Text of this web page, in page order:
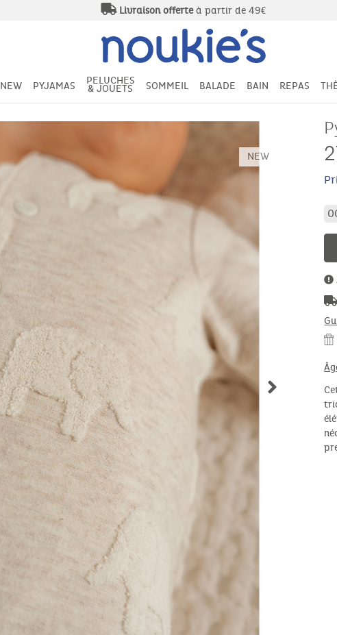
Livraison offerteà partir de 49€
NEW PYJAMAS PELUCHES
& JOUETS SOMMEIL BALADE BAIN REPAS
NEW